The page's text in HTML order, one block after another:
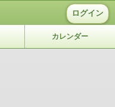
ログイン
カレンダー